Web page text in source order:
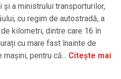
și a ministrului transporturilor,
cu regim de autostradă, a
kilometri, dintre care 16 în
cu mare fast înainte de
pentru că... Citește mai